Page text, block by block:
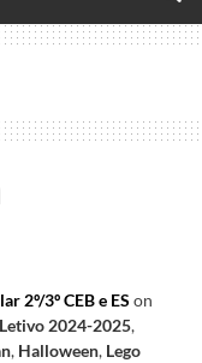
2º/3º CEB e ES on
2024-2025,
, Halloween, Lego